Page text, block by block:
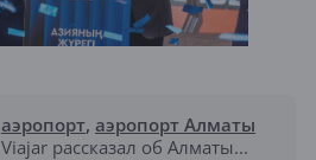
аэропорт, аэропорт Алматы
рассказал об Алматы...